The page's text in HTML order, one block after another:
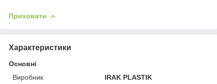
Приховати
Характеристики
Основні
Виробник
IRAK PLASTIK